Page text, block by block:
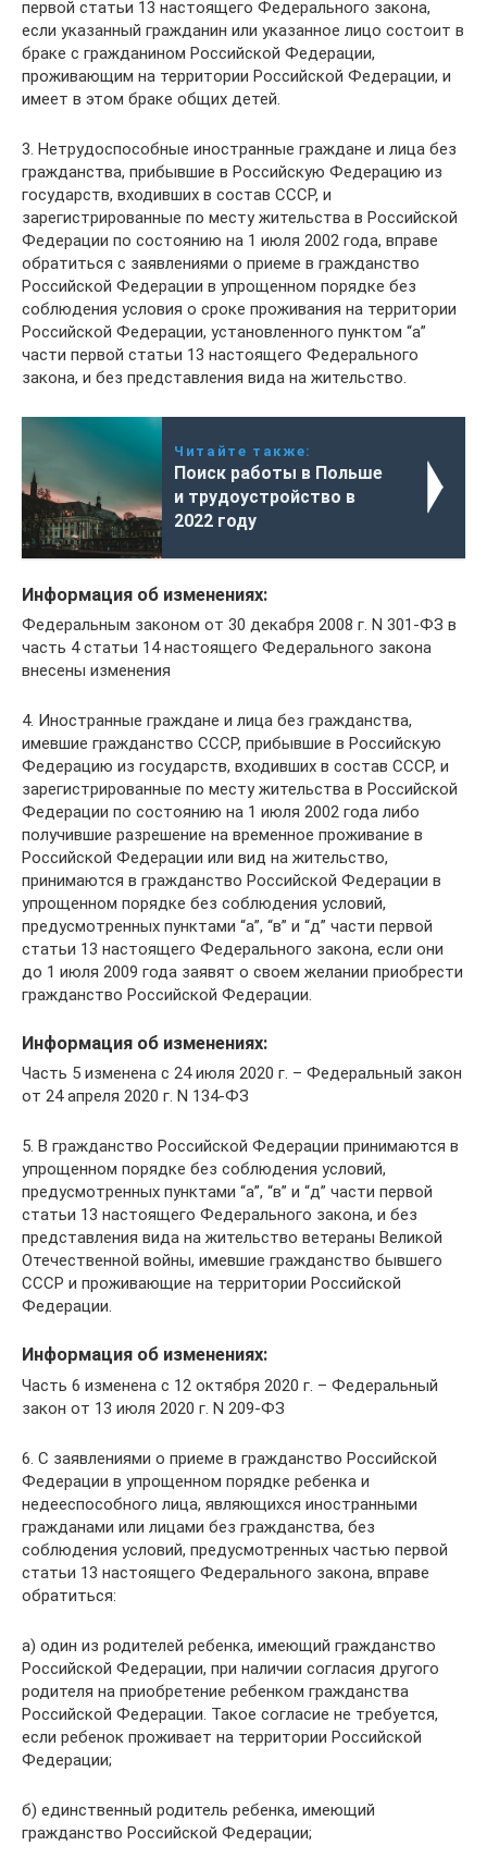
первой статьи 13 настоящего Федерального закона,
если указанный гражданин или указанное лицо состоит в
браке с гражданином Российской Федерации,
проживающим на территории Российской Федерации, и
имеет в этом браке общих детей.
3. Нетрудоспособные иностранные граждане и лица без
гражданства, прибывшие в Российскую Федерацию из
государств, входивших в состав СССР, и
зарегистрированные по месту жительства в Российской
Федерации по состоянию на 1 июля 2002 года, вправе
обратиться с заявлениями о приеме в гражданство
Российской Федерации в упрощенном порядке без
соблюдения условия о сроке проживания на территории
Российской Федерации, установленного пунктом “а”
части первой статьи 13 настоящего Федерального
закона, и без представления вида на жительство.
Читайте также:
Поиск работы в Польше
и трудоустройство в
2022 году
Информация об изменениях:
Федеральным законом от 30 декабря 2008 г. N 301-ФЗ в
часть 4 статьи 14 настоящего Федерального закона
внесены изменения
4. Иностранные граждане и лица без гражданства,
имевшие гражданство СССР, прибывшие в Российскую
Федерацию из государств, входивших в состав СССР, и
зарегистрированные по месту жительства в Российской
Федерации по состоянию на 1 июля 2002 года либо
получившие разрешение на временное проживание в
Российской Федерации или вид на жительство,
принимаются в гражданство Российской Федерации в
упрощенном порядке без соблюдения условий,
предусмотренных пунктами “а”, “в” и “д” части первой
статьи 13 настоящего Федерального закона, если они
до 1 июля 2009 года заявят о своем желании приобрести
гражданство Российской Федерации.
Информация об изменениях:
Часть 5 изменена с 24 июля 2020 г. – Федеральный закон
от 24 апреля 2020 г. N 134-ФЗ
5. В гражданство Российской Федерации принимаются в
упрощенном порядке без соблюдения условий,
предусмотренных пунктами “а”, “в” и “д” части первой
статьи 13 настоящего Федерального закона, и без
представления вида на жительство ветераны Великой
Отечественной войны, имевшие гражданство бывшего
СССР и проживающие на территории Российской
Федерации.
Информация об изменениях:
Часть 6 изменена с 12 октября 2020 г. – Федеральный
закон от 13 июля 2020 г. N 209-ФЗ
6. С заявлениями о приеме в гражданство Российской
Федерации в упрощенном порядке ребенка и
недееспособного лица, являющихся иностранными
гражданами или лицами без гражданства, без
соблюдения условий, предусмотренных частью первой
статьи 13 настоящего Федерального закона, вправе
обратиться:
а) один из родителей ребенка, имеющий гражданство
Российской Федерации, при наличии согласия другого
родителя на приобретение ребенком гражданства
Российской Федерации. Такое согласие не требуется,
если ребенок проживает на территории Российской
Федерации;
б) единственный родитель ребенка, имеющий
гражданство Российской Федерации;